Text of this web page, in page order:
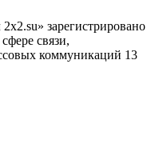
зарегистрировано
связи,
коммуникаций 13